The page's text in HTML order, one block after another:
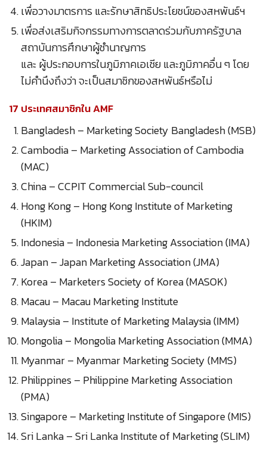
เพื่อวางมาตรการ และรักษาสิทธิประโยชน์ของสหพันธ์ฯ
เพื่อส่งเสริมกิจกรรมทางการตลาดร่วมกับภาครัฐบาล
สถาบันการศึกษาผู้ชำนาญการ
และ ผู้ประกอบการในภูมิภาคเอเชีย และภูมิภาคอื่น ๆ โดย
ไม่คำนึงถึงว่า จะเป็นสมาชิกของสหพันธ์หรือไม่
17 ประเทศสมาชิกใน AMF
Bangladesh – Marketing Society Bangladesh (MSB)
Cambodia – Marketing Association of Cambodia
(MAC)
China – CCPIT Commercial Sub-council
Hong Kong – Hong Kong Institute of Marketing
(HKIM)
Indonesia – Indonesia Marketing Association (IMA)
Japan – Japan Marketing Association (JMA)
Korea – Marketers Society of Korea (MASOK)
Macau – Macau Marketing Institute
Malaysia – Institute of Marketing Malaysia (IMM)
Mongolia – Mongolia Marketing Association (MMA)
Myanmar – Myanmar Marketing Society (MMS)
Philippines – Philippine Marketing Association
(PMA)
Singapore – Marketing Institute of Singapore (MIS)
Sri Lanka – Sri Lanka Institute of Marketing (SLIM)